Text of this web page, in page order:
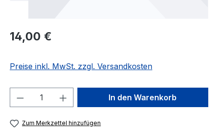
Regulärer Preis:
14,00 €
Preise inkl. MwSt. zzgl. Versandkosten
Produkt Anzahl: Gib denIn den Warenkorb
Zum Merkzettel hinzufügen